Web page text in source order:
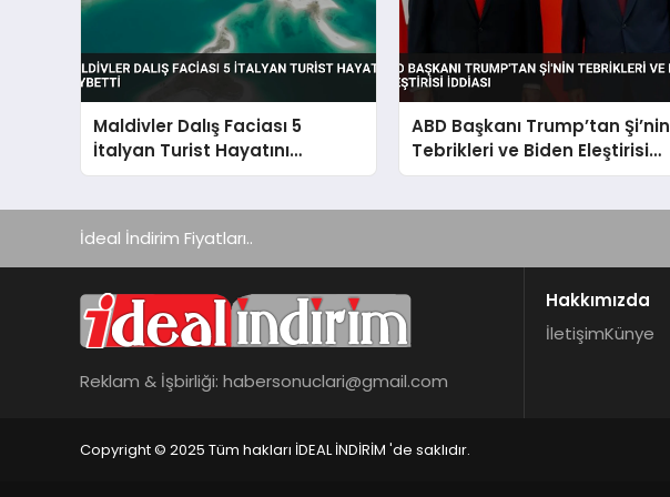
Maldivler Dalış Faciası 5
İtalyan Turist Hayatını
Kaybetti
ABD Başkanı Trump’tan Şi’nin
Tebrikleri ve Biden Eleştirisi
İddiası
İdeal İndirim Fiyatları..
Reklam & İşbirliği: habersonuclari@gmail.com
Hakkımızda
İletişimKünye
Copyright © 2025 Tüm hakları İDEAL İNDİRİM 'de saklıdır.